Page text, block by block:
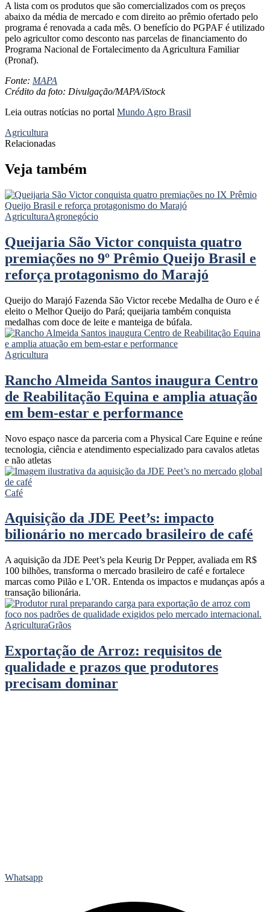
A lista com os produtos que são comercializados com os preços
abaixo da média de mercado e com direito ao prêmio ofertado pelo
programa é renovada a cada mês. O benefício do PGPAF é utilizado
pelo agricultor como desconto nas parcelas de financiamento do
Programa Nacional de Fortalecimento da Agricultura Familiar
(Pronaf).
Fonte: MAPA
Crédito da foto: Divulgação/MAPA/iStock
Leia outras notícias no portal Mundo Agro Brasil
Agricultura
Relacionadas
Veja também
AgriculturaAgronegócio
Queijaria São Victor conquista quatro
premiações no 9º Prêmio Queijo Brasil e
reforça protagonismo do Marajó
Queijo do Marajó Fazenda São Victor recebe Medalha de Ouro e é
eleito o Melhor Queijo do Pará; queijaria também conquista
medalhas com doce de leite e manteiga de búfala.
Agricultura
Rancho Almeida Santos inaugura Centro
de Reabilitação Equina e amplia atuação
em bem-estar e performance
Novo espaço nasce da parceria com a Physical Care Equine e reúne
tecnologia, ciência e atendimento especializado para cavalos atletas
e não atletas
Café
Aquisição da JDE Peet’s: impacto
bilionário no mercado brasileiro de café
A aquisição da JDE Peet’s pela Keurig Dr Pepper, avaliada em R$
100 bilhões, transforma o mercado brasileiro de café e fortalece
marcas como Pilão e L’OR. Entenda os impactos e mudanças após a
transação bilionária.
AgriculturaGrãos
Exportação de Arroz: requisitos de
qualidade e prazos que produtores
precisam dominar
Whatsapp